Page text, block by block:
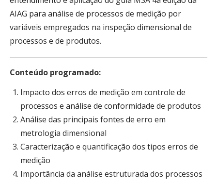
AIAG para análise de processos de medição por
variáveis empregados na inspeção dimensional de
processos e de produtos.
Conteúdo programado:
Impacto dos erros de medição em controle de
processos e análise de conformidade de produtos
Análise das principais fontes de erro em
metrologia dimensional
Caracterização e quantificação dos tipos erros de
medição
Importância da análise estruturada dos processos